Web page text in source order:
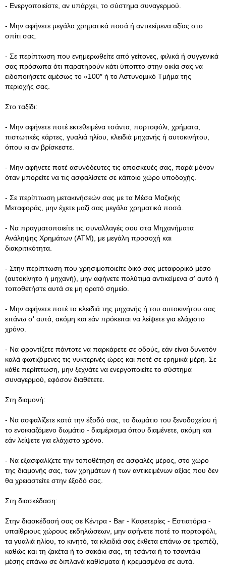
- Ενεργοποιείστε, αν υπάρχει, το σύστημα συναγερμού.
- Μην αφήνετε μεγάλα χρηματικά ποσά ή αντικείμενα αξίας στο
σπίτι σας.
- Σε περίπτωση που ενημερωθείτε από γείτονες, φιλικά ή συγγενικά
σας πρόσωπα ότι παρατηρούν κάτι ύποπτο στην οικία σας να
ειδοποιήσετε αμέσως το «100″ ή το Αστυνοµικό Τµήµα της
περιοχής σας.
Στο ταξίδι:
- Μην αφήνετε ποτέ εκτεθειμένα τσάντα, πορτοφόλι, χρήματα,
πιστωτικές κάρτες, γυαλιά ηλίου, κλειδιά μηχανής ή αυτοκινήτου,
όπου κι αν βρίσκεστε.
- Μην αφήνετε ποτέ ασυνόδευτες τις αποσκευές σας, παρά μόνον
όταν μπορείτε να τις ασφαλίσετε σε κάποιο χώρο υποδοχής.
- Σε περίπτωση μετακινήσεών σας με τα Μέσα Μαζικής
Μεταφοράς, μην έχετε μαζί σας μεγάλα χρηματικά ποσά.
- Να πραγματοποιείτε τις συναλλαγές σου στα Μηχανήματα
Ανάληψης Χρημάτων (ΑΤΜ), με μεγάλη προσοχή και
διακριτικότητα.
- Στην περίπτωση που χρησιμοποιείτε δικό σας μεταφορικό μέσο
(αυτοκίνητο ή μηχανή), μην αφήνετε πολύτιμα αντικείμενα σ' αυτό ή
τοποθετήστε αυτά σε μη ορατό σημείο.
- Μην αφήνετε ποτέ τα κλειδιά της μηχανής ή του αυτοκινήτου σας
επάνω σ' αυτά, ακόμη και εάν πρόκειται να λείψετε για ελάχιστο
χρόνο.
- Να φροντίζετε πάντοτε να παρκάρετε σε οδούς, εάν είναι δυνατόν
καλά φωτιζόμενες τις νυκτερινές ώρες και ποτέ σε ερημικά μέρη. Σε
κάθε περίπτωση, μην ξεχνάτε να ενεργοποιείτε το σύστημα
συναγερμού, εφόσον διαθέτετε.
Στη διαμονή:
- Να ασφαλίζετε κατά την έξοδό σας, το δωμάτιο του ξενοδοχείου ή
το ενοικιαζόμενο δωμάτιο - διαμέρισμα όπου διαμένετε, ακόμη και
εάν λείψετε για ελάχιστο χρόνο.
- Να εξασφαλίζετε την τοποθέτηση σε ασφαλές μέρος, στο χώρο
της διαμονής σας, των χρημάτων ή των αντικειμένων αξίας που δεν
θα χρειαστείτε στην έξοδό σας.
Στη διασκέδαση:
Στην διασκέδασή σας σε Κέντρα - Bar - Καφετερίες - Εστιατόρια -
υπαίθριους χώρους εκδηλώσεων, μην αφήνετε ποτέ το πορτοφόλι,
τα γυαλιά ηλίου, το κινητό, τα κλειδιά σας έκθετα επάνω σε τραπέζι,
καθώς και τη ζακέτα ή το σακάκι σας, τη τσάντα ή το τσαντάκι
μέσης επάνω σε διπλανά καθίσματα ή κρεμασμένα σε αυτά.